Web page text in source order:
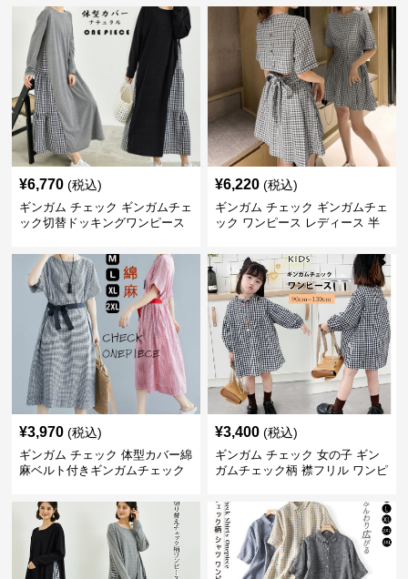
¥6,770 (税込)
ギンガム チェック ギンガムチェ
ック切替ドッキングワンピース
¥6,220 (税込)
ギンガム チェック ギンガムチェ
ック ワンピース レディース 半
¥3,970 (税込)
ギンガム チェック 体型カバー綿
麻ベルト付きギンガムチェック
¥3,400 (税込)
ギンガム チェック 女の子 ギン
ガムチェック柄 襟フリル ワンピ